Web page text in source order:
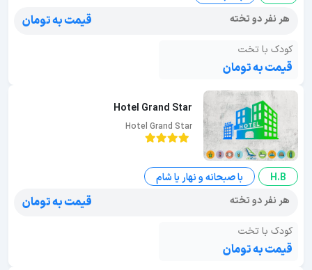
هر نفر دو تخته
قیمت به تومان
کودک با تخت
قیمت به تومان
Hotel Grand Star
Hotel Grand Star
H.B
با صبحانه و نهار یا شام
هر نفر دو تخته
قیمت به تومان
کودک با تخت
قیمت به تومان